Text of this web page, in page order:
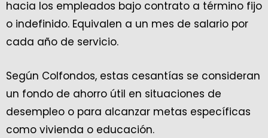
hacia los empleados bajo contrato a término fijo
o indefinido. Equivalen a un mes de salario por
cada año de servicio.
Según Colfondos, estas cesantías se consideran
un fondo de ahorro útil en situaciones de
desempleo o para alcanzar metas específicas
como vivienda o educación.